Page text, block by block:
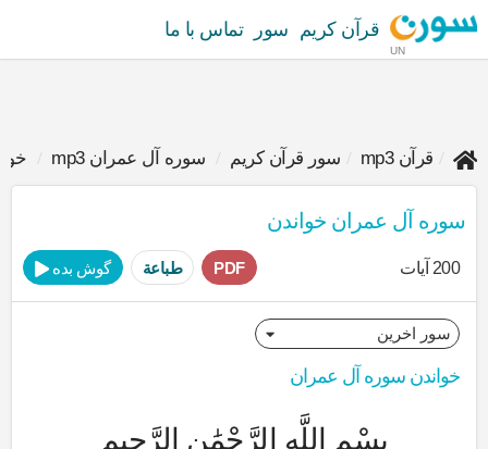
UN
قرآن کریم سور تماس با ما
قرآن mp3 سور قرآن کریم سوره آل عمران mp3
سوره آل عمران خواندن
200 آیات گوش بده طباعة PDF
خواندن سوره آل عمران
بِسْمِ اللَّهِ الرَّحْمَٰنِ الرَّحِيمِ